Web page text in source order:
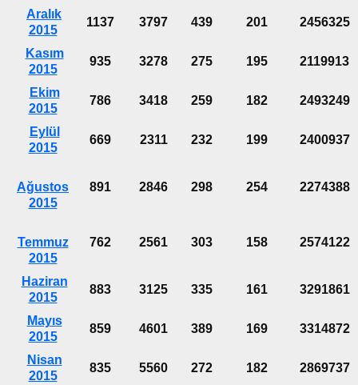
Aralık
2015
1137 3797 439 201 2456325
Kasım
2015
935 3278 275 195 2119913
Ekim
2015
786 3418 259 182 2493249
Eylül
2015
669 2311 232 199 2400937
Ağustos
2015
891 2846 298 254 2274388
Temmuz
2015
762 2561 303 158 2574122
Haziran
2015
883 3125 335 161 3291861
Mayıs
2015
859 4601 389 169 3314872
Nisan
2015
835 5560 272 182 2869737